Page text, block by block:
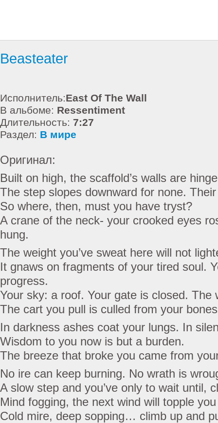
Beasteater
Исполнитель:East Of The Wall
В альбоме: Ressentiment
Длительность: 7:27
Раздел: В мире
Оригинал:
Built on high, the scaffold’s walls are
The step slopes downward for none.
So where, then, must you have tryst?
A crane of the neck- your crooked eyes
hung.
The weight you’ve sweat here will not
It gnaws on fragments of your tired soul.
progress.
Your sky: a roof. Your gate is closed. The
The cart you pull is culled from your
In darkness ashes coat your lungs. In
Wisdom to you now is but a burden.
The breeze that broke you came from
No ire can keep burning. No wrath is
A slow step and you’ve only to wait until,
Mind fogging, the next wind will topple
Cold mire, deep sopping… climb up and